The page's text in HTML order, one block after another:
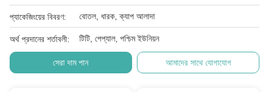
প্যাকেজিংয়ের বিবরণ: বোতল, ধারক, ক্যাপ আলাদা
অর্থ প্রদানের শর্তাবলী: টিটি, পেপ্যাল, পশ্চিম ইউনিয়ন
সেরা দাম পান আমাদের সাথে যোগাযোগ